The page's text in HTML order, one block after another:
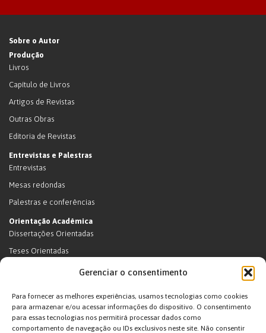
Gerenciar o consentimento
Para fornecer as melhores experiências, usamos tecnologias como cookies
para armazenar e/ou acessar informações do dispositivo. O consentimento
para essas tecnologias nos permitirá processar dados como
comportamento de navegação ou IDs exclusivos neste site. Não consentir
Sobre o Autor
Produção
Livros
Capítulo de Livros
Artigos de Revistas
Outras Obras
Editoria de Revistas
Entrevistas e Palestras
Entrevistas
Mesas redondas
Palestras e conferências
Orientação Acadêmica
Dissertações Orientadas
Teses Orientadas
Livros (dissertações e teses)
Supervisão de pós-doutorado
Supervisão de pós-doutorado (em andamento)